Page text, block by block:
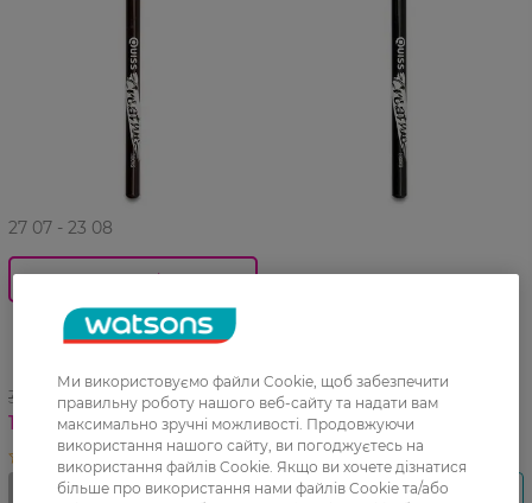
27 07 - 23 08
0_Спец.ціна
Олівець для брів Quiss
Creative Brows 04 Світло-
39,99 ГРН
19,99 ГРН
Ми використовуємо файли Cookie, щоб забезпечити
правильну роботу нашого веб-сайту та надати вам
максимально зручні можливості. Продовжуючи
використання нашого сайту, ви погоджуєтесь на
використання файлів Cookie. Якщо ви хочете дізнатися
більше про використання нами файлів Cookie та/або